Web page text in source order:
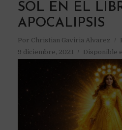
SOL EN EL
APOCALIPSIS
Por Christian Gaviria Alvarez
9 diciembre, 2021
Disponible